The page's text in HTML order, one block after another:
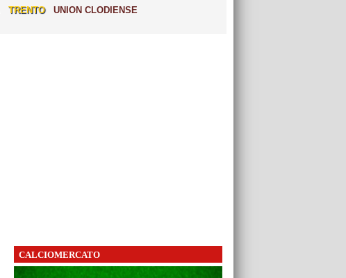
TRENTO
UNION CLODIENSE
CALCIOMERCATO